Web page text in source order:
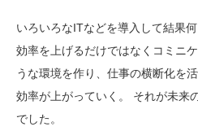
いろいろなITなどを導入して結果
効率を上げるだけではなくコミニ
うな環境を作り、仕事の横断化を
効率が上がっていく。 それが未来
でした。